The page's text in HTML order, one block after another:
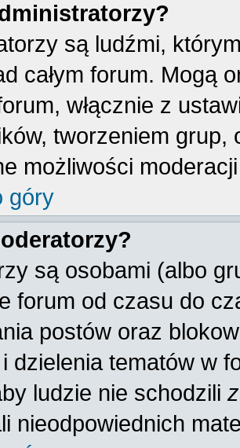
są ludźmi,
całym forum. Mogą
włącznie z
tworzeniem grup,
możliwości
góry
są osobami (albo
forum od czasu do
postów oraz
dzielenia tematów w
ludzie nie schodzili
nieodpowiednich